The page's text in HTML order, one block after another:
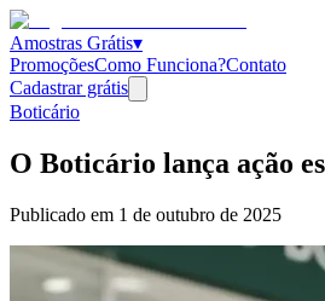
Amostras Grátis▾
PromoçõesComo Funciona?Contato
Cadastrar grátis
Boticário
O Boticário lança ação
Publicado em 1 de outubro de 2025